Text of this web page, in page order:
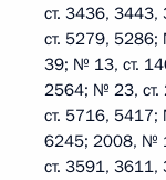
ст. 3436,
ст. 5279,
39; № 13, ст.
2564; № 23,
ст. 5716,
6245; 2008, №
ст. 3591,